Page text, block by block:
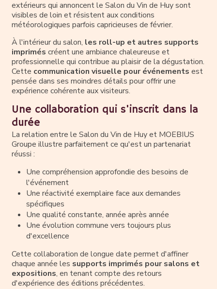
extérieurs qui annoncent le Salon du Vin de Huy sont
visibles de loin et résistent aux conditions
météorologiques parfois capricieuses de février.
À l'intérieur du salon, les roll-up et autres supports
imprimés créent une ambiance chaleureuse et
professionnelle qui contribue au plaisir de la dégustation.
Cette communication visuelle pour événements est
pensée dans ses moindres détails pour offrir une
expérience cohérente aux visiteurs.
Une collaboration qui s'inscrit dans la
durée
La relation entre le Salon du Vin de Huy et MOEBIUS
Groupe illustre parfaitement ce qu'est un partenariat
réussi :
Une compréhension approfondie des besoins de
l'événement
Une réactivité exemplaire face aux demandes
spécifiques
Une qualité constante, année après année
Une évolution commune vers toujours plus
d'excellence
Cette collaboration de longue date permet d'affiner
chaque année les supports imprimés pour salons et
expositions, en tenant compte des retours
d'expérience des éditions précédentes.